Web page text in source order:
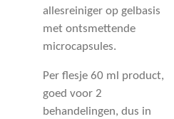
allesreiniger op gelbasis
met ontsmettende
microcapsules.
Per flesje 60 ml product,
goed voor 2
behandelingen, dus in